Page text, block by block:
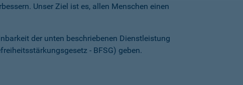
Unser Ziel ist es, allen Menschen einen
der unten beschriebenen Dienstleistung
- BFSG) geben.